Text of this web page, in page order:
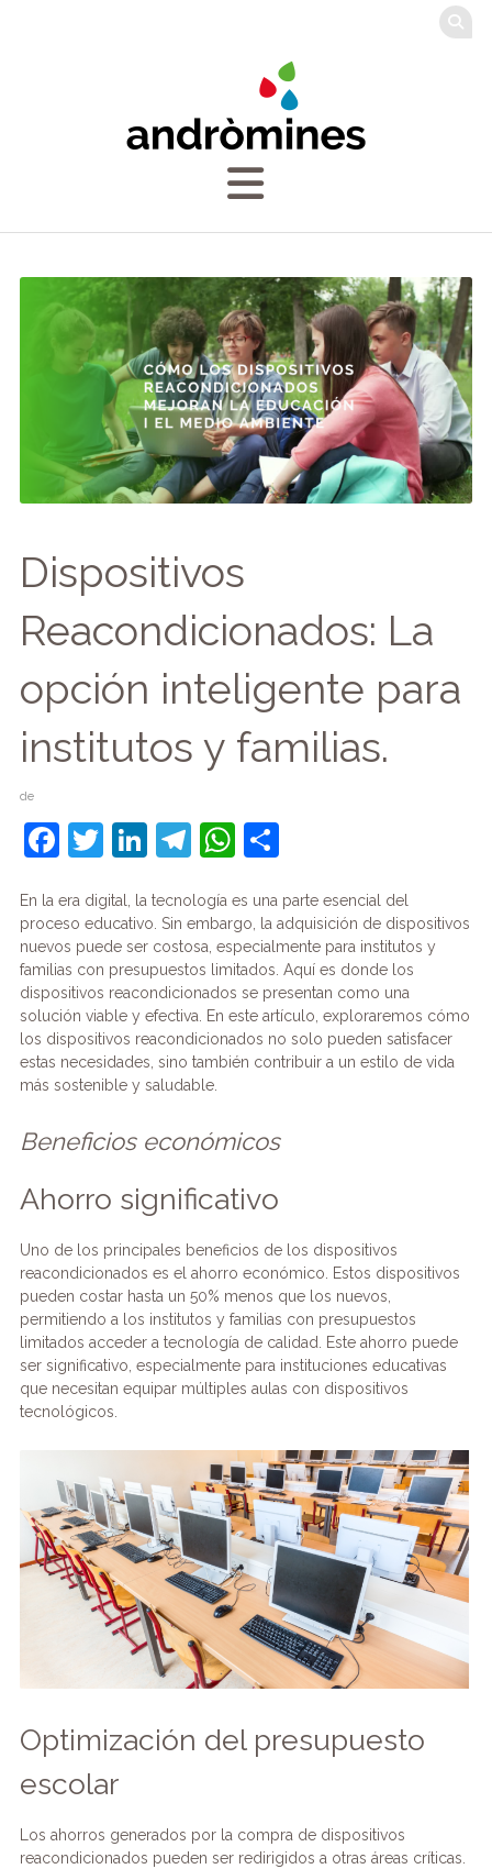
Dispositivos
Reacondicionados: La
opción inteligente para
institutos y familias.
de
F
c
e
b
o
o
k
T
itt
er
Li
k
e
dI
n
T
e
gr
a
m
W
at
s
A
p
p
m
p
ar
tir
En la era digital, la tecnología es una parte esencial del
proceso educativo. Sin embargo, la adquisición de dispositivos
nuevos puede ser costosa, especialmente para institutos y
familias con presupuestos limitados. Aquí es donde los
dispositivos reacondicionados se presentan como una
solución viable y efectiva. En este artículo, exploraremos cómo
los dispositivos reacondicionados no solo pueden satisfacer
estas necesidades, sino también contribuir a un estilo de vida
más sostenible y saludable.
Beneficios económicos
Ahorro significativo
Uno de los principales beneficios de los dispositivos
reacondicionados es el ahorro económico. Estos dispositivos
pueden costar hasta un 50% menos que los nuevos,
permitiendo a los institutos y familias con presupuestos
limitados acceder a tecnología de calidad. Este ahorro puede
ser significativo, especialmente para instituciones educativas
que necesitan equipar múltiples aulas con dispositivos
tecnológicos.
Optimización del presupuesto
escolar
Los ahorros generados por la compra de dispositivos
reacondicionados pueden ser redirigidos a otras áreas críticas.